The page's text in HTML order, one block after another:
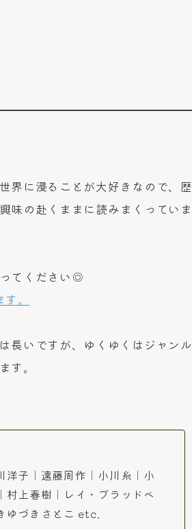
界に浸ることが大好きなので、歴
味の赴くままに読みまくっていま
てください◎
。
いですが、ゆくゆくはジャンル
。
子｜遠藤周作｜小川糸｜小
上春樹｜レイ・ブラッドベ
ゆづきさとこ etc.